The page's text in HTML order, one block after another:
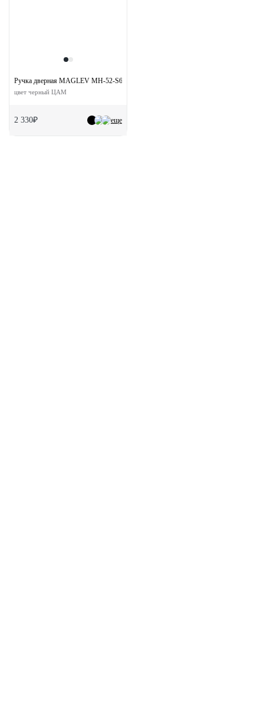
еще
Ручка дверная MAGLEV MH-52-S6 BL на квадратной розетке
цвет черный ЦАМ
2 330₽